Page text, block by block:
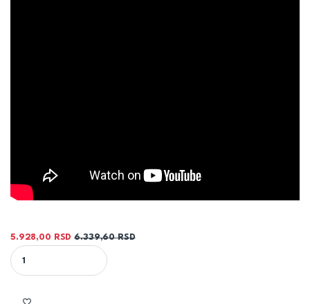
5.928,00 RSD 6.339,60RSD
ROZETNA I RUČICA UZIDNE BATERIJE ELITE BLACK 12247B -